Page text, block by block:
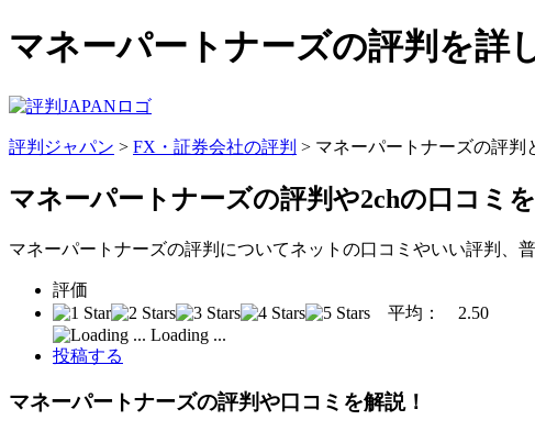
マネーパートナーズの評判を詳
評判ジャパン > FX・証券会社の評判 > マネーパートナーズの評判
マネーパートナーズの評判や2chの口コミ
マネーパートナーズの評判についてネットの口コミやいい評判、
評価
平均： 2.50
Loading ...
投稿する
マネーパートナーズの評判や口コミを解説！